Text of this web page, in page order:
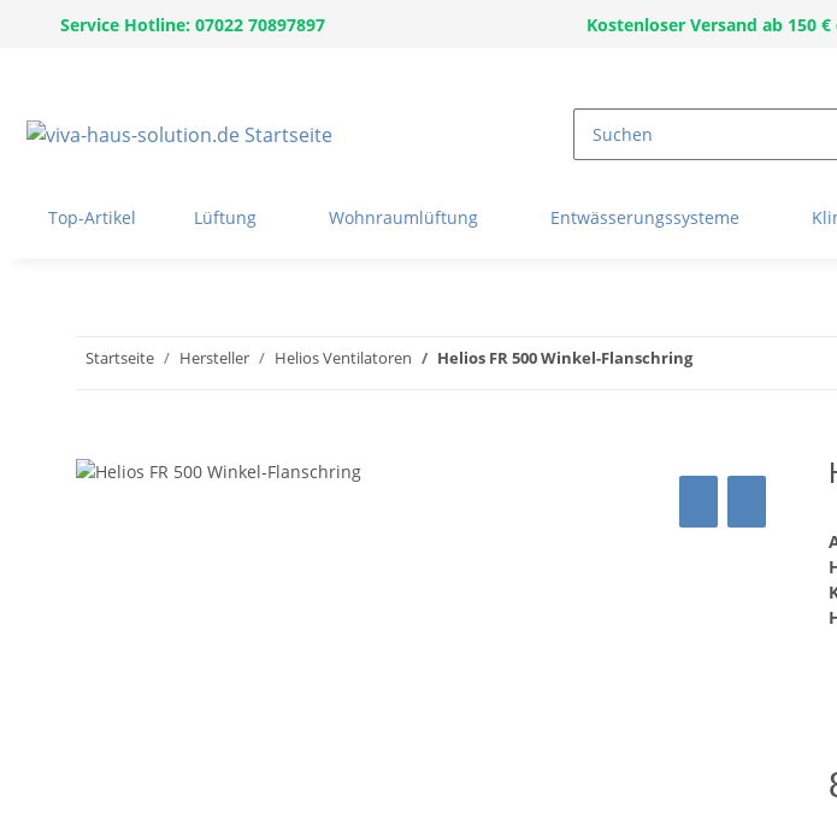
Service Hotline: 07022 70897897 Kostenloser Versand ab 150 €
Top-Artikel Lüftung Wohnraumlüftung Entwässerungssysteme
Startseite Hersteller Helios Ventilatoren Helios FR 500 Winkel-Flanschring